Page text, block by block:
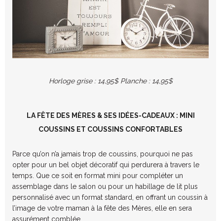
Horloge grise : 14,95$ Planche : 14,95$
LA FÊTE DES MÈRES & SES IDÉES-CADEAUX : MINI
COUSSINS ET COUSSINS CONFORTABLES
Parce qu’on n’a jamais trop de coussins, pourquoi ne pas
opter pour un bel objet décoratif qui perdurera à travers le
temps. Que ce soit en format mini pour compléter un
assemblage dans le salon ou pour un habillage de lit plus
personnalisé avec un format standard, en offrant un coussin à
l’image de votre maman à la fête des Mères, elle en sera
assurément comblée.